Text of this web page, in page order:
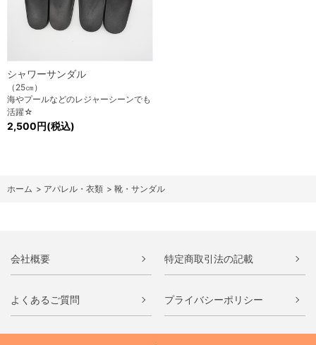
シャワーサンダル
（25㎝）
海やプールなどのレジャーシーンでも
活躍☆
2,500円(税込)
ホーム > アパレル・衣類 > 靴・サンダル
会社概要 特定商取引法の記載
よくあるご質問 プライバシーポリシー